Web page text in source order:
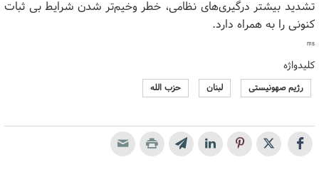
تشدید بیشتر درگیری‌های نظامی، خطر وخیم‌تر شدن شرایط بی ثبات
کنونی را به همراه دارد.
ms
کلیدواژه
رژیم صهونیستی لبنان حزب الله